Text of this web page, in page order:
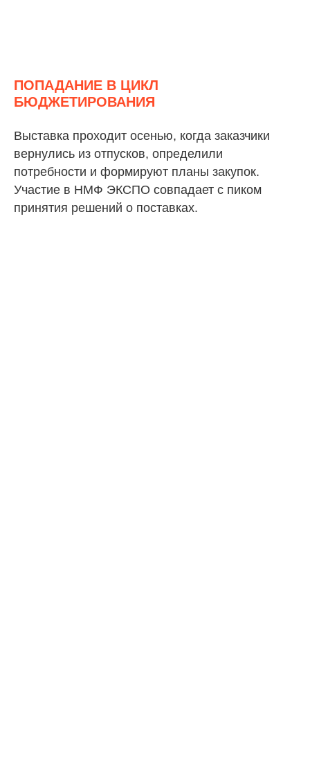
ПОПАДАНИЕ В ЦИКЛ
БЮДЖЕТИРОВАНИЯ
Выставка проходит осенью, когда заказчики
вернулись из отпусков, определили
потребности и формируют планы закупок.
Участие в НМФ ЭКСПО совпадает с пиком
принятия решений о поставках.